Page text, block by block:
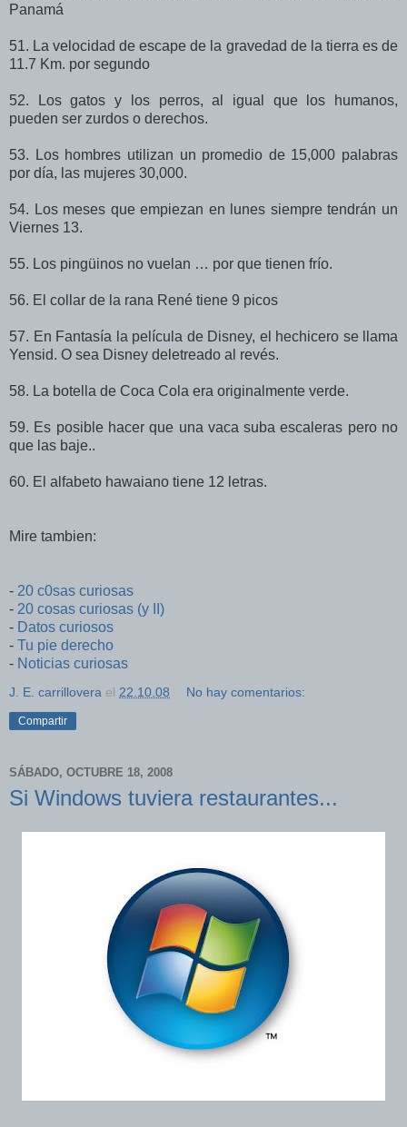
Panamá
51. La velocidad de escape de la gravedad de la tierra es de
11.7 Km. por segundo
52. Los gatos y los perros, al igual que los humanos,
pueden ser zurdos o derechos.
53. Los hombres utilizan un promedio de 15,000 palabras
por día, las mujeres 30,000.
54. Los meses que empiezan en lunes siempre tendrán un
Viernes 13.
55. Los pingüinos no vuelan … por que tienen frío.
56. El collar de la rana René tiene 9 picos
57. En Fantasía la película de Disney, el hechicero se llama
Yensid. O sea Disney deletreado al revés.
58. La botella de Coca Cola era originalmente verde.
59. Es posible hacer que una vaca suba escaleras pero no
que las baje..
60. El alfabeto hawaiano tiene 12 letras.
Mire tambien:
- 20 c0sas curiosas
- 20 cosas curiosas (y II)
- Datos curiosos
- Tu pie derecho
- Noticias curiosas
J. E. carrillovera el 22.10.08 No hay comentarios:
Compartir
SÁBADO, OCTUBRE 18, 2008
Si Windows tuviera restaurantes...